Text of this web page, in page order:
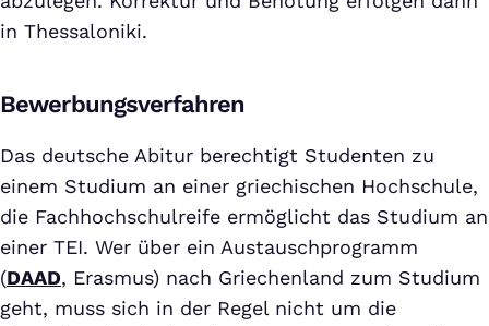
in Thessaloniki.
Bewerbungsverfahren
Das deutsche Abitur berechtigt Studenten zu
einem Studium an einer griechischen Hochschule,
die Fachhochschulreife ermöglicht das Studium an
einer TEI. Wer über ein Austauschprogramm
(DAAD, Erasmus) nach Griechenland zum Studium
geht, muss sich in der Regel nicht um die